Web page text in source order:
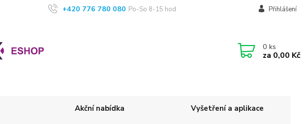
Přihlášení
+420 776 780 080 Po-So 8-15 hod
0 ks
za 0,00 Kč
Akční nabídka Vyšetření a aplikace